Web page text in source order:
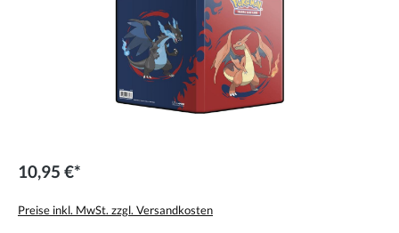
10,95 €*
Preise inkl. MwSt. zzgl. Versandkosten